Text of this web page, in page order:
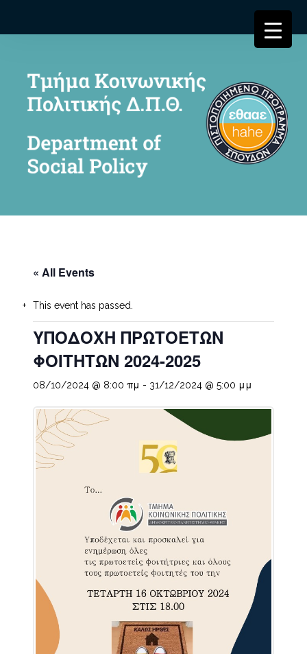
« All Events
This event has passed.
ΥΠΟΔΟΧΗ ΠΡΩΤΟΕΤΩΝ
ΦΟΙΤΗΤΩΝ 2024-2025
08/10/2024 @ 8:00 πμ - 31/12/2024 @ 5:00 μμ